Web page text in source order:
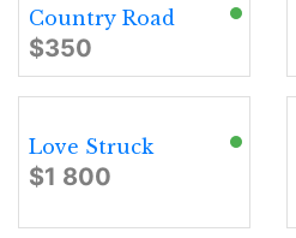
Country Road
$350
Love Struck
$1 800